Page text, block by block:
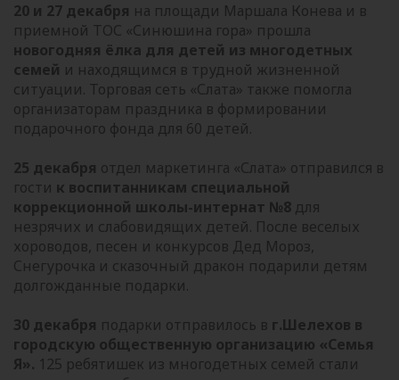
20 и 27 декабря на площади Маршала Конева и в
приемной ТОС «Синюшина гора» прошла
новогодняя ёлка для детей из многодетных
семей и находящимся в трудной жизненной
ситуации. Торговая сеть «Слата» также помогла
организаторам праздника в формировании
подарочного фонда для 60 детей.
25 декабря отдел маркетинга «Слата» отправился в
гости к воспитанникам специальной
коррекционной школы-интернат №8 для
незрячих и слабовидящих детей. После веселых
хороводов, песен и конкурсов Дед Мороз,
Снегурочка и сказочный дракон подарили детям
долгожданные подарки.
30 декабря подарки отправилось в г.Шелехов в
городскую общественную организацию «Семья
Я». 125 ребятишек из многодетных семей стали